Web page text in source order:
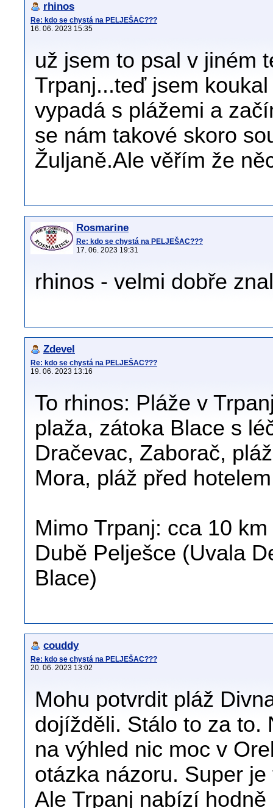
rhinos
Re: kdo se chystá na PELJEŠAC???
16. 06. 2023 15:35
už jsem to psal v jiném
Trpanj...teď jsem
vypadá s plážemi a
se nám takové skoro
Žuljaně.Ale věřím že
Rosmarine
Re: kdo se chystá na PELJEŠAC???
17. 06. 2023 19:31
rhinos - velmi dobře
Zdevel
Re: kdo se chystá na PELJEŠAC???
19. 06. 2023 13:16
To rhinos: Pláže v
plaža, zátoka Blace s
Dračevac, Zaborač,
Mora, pláž před
Mimo Trpanj: cca 10
Dubě Pelješce (Uvala
Blace)
couddy
Re: kdo se chystá na PELJEŠAC???
20. 06. 2023 13:02
Mohu potvrdit pláž
dojížděli. Stálo to za to.
na výhled nic moc v
otázka názoru. Super
Ale Trpanj nabízí